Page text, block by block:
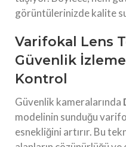
görüntülerinizde kalite
Varifokal Lens
Güvenlik
Kontrol
Güvenlik kameralarında
modelinin sunduğu
esnekliğini artırır. Bu